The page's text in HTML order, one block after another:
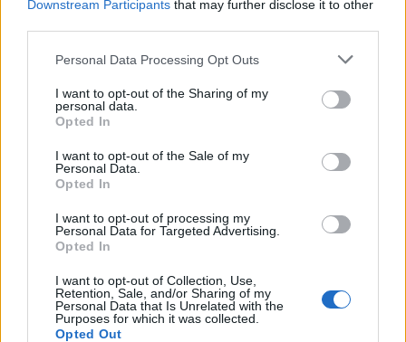
Downstream Participants that may further disclose it to other
Please note that this website/app uses one or more Google
not limited to your visit or usage behaviour. You may click to
grant or deny consent to Google and its third-party tags to
use your data for below specified purposes in below Google
consent section.
Personal Data Processing Opt Outs
I want to opt-out of the Sharing of my
personal data.
Opted In
I want to opt-out of the Sale of my
Personal Data.
Opted In
I want to opt-out of processing my
Personal Data for Targeted Advertising.
Opted In
I want to opt-out of Collection, Use,
Retention, Sale, and/or Sharing of my
Personal Data that Is Unrelated with the
Purposes for which it was collected.
Opted Out
ICA Milano presenta mostre, concerti e letture per
Matteo Pellegrino · 6 Ago 2026